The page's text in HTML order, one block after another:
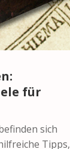
für
sich
Tipps,